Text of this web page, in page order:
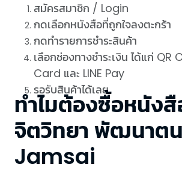
สมัครสมาชิก / Login
กดเลือกหนังสือที่ถูกใจลงตะกร้า
กดทำรายการชำระสินค้า
เลือกช่องทางชำระเงิน ได้แก่
Card และ LINE Pay
รอรับสินค้าได้เลย
ทำไมต้องซื้อหนัง
จิตวิทยา พัฒนาต
Jamsai